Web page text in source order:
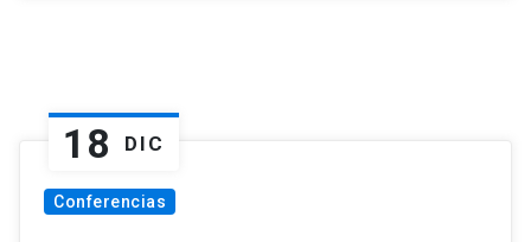
18 DIC
Conferencias